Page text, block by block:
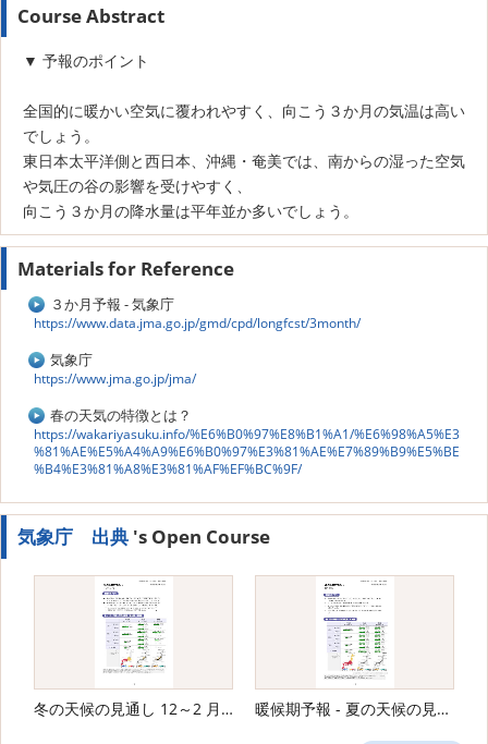
Course Abstract
▼ 予報のポイント
全国的に暖かい空気に覆われやすく、向こう３か月の気温は高い
でしょう。
東日本太平洋側と西日本、沖縄・奄美では、南からの湿った空気
や気圧の谷の影響を受けやすく、
向こう３か月の降水量は平年並か多いでしょう。
Materials for Reference
３か月予報 - 気象庁
https://www.data.jma.go.jp/gmd/cpd/longfcst/3month/
気象庁
https://www.jma.go.jp/jma/
春の天気の特徴とは？
https://wakariyasuku.info/%E6%B0%97%E8%B1%A1/%E6%98%A5%E3
%81%AE%E5%A4%A9%E6%B0%97%E3%81%AE%E7%89%B9%E5%BE
%B4%E3%81%A8%E3%81%AF%EF%BC%9F/
気象庁 出典 's Open Course
冬の天候の見通し 12～2 月 - 気象庁 暖候期予報 - 夏の天候の見通し 6〜8月